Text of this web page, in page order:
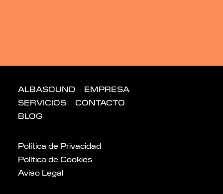
ALBASOUND
EMPRESA
SERVICIOS
CONTACTO
BLOG
Política de Privacidad
Política de Cookies
Aviso Legal